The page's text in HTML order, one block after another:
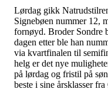
Lørdag gikk
Signebøen nummer 12,
fornøyd. Broder Sondre
dagen etter ble han
via kvartfinalen til
helg er det nye
på lørdag og fristil på
beste i sine årsklasser